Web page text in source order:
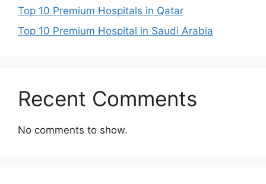
Top 10 Premium Hospitals in Qatar
Top 10 Premium Hospital in Saudi Arabia
Recent Comments
No comments to show.